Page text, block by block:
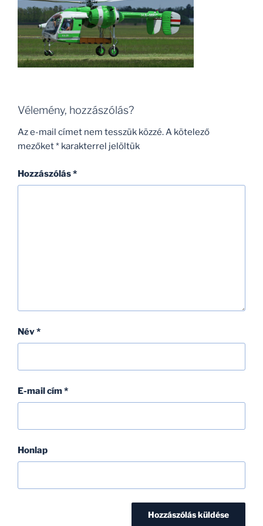
Vélemény, hozzászólás?
Az e-mail címet nem tesszük közzé.A kötelező
mezőket* karakterrel jelöltük
Hozzászólás*
Név*
E-mail cím*
Honlap